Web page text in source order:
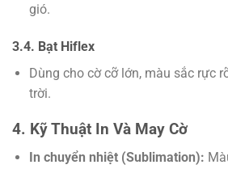
gió.
3.4. Bạt Hiflex
Dùng cho cờ cỡ lớn, màu sắc rực
trời.
4. Kỹ Thuật In Và May Cờ
In chuyển nhiệt (Sublimation):